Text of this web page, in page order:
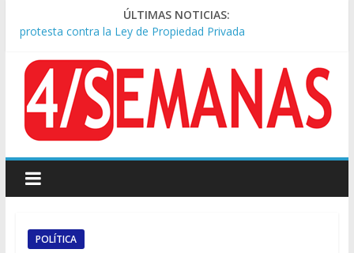
ÚLTIMAS NOTICIAS:
Represión frente al Congreso: tres detenidos durante la
protesta contra la Ley de Propiedad Privada
del capítulo de extranjerización
Sáenz endurece su postura: rechaza cambios en Manejo del
Fuego y defiende la Ley de Tierras
Tormentas severas y fuertes ráfagas de viento: alerta del
Servicio Meteorológico
1,6% en julio
POLÍTICA